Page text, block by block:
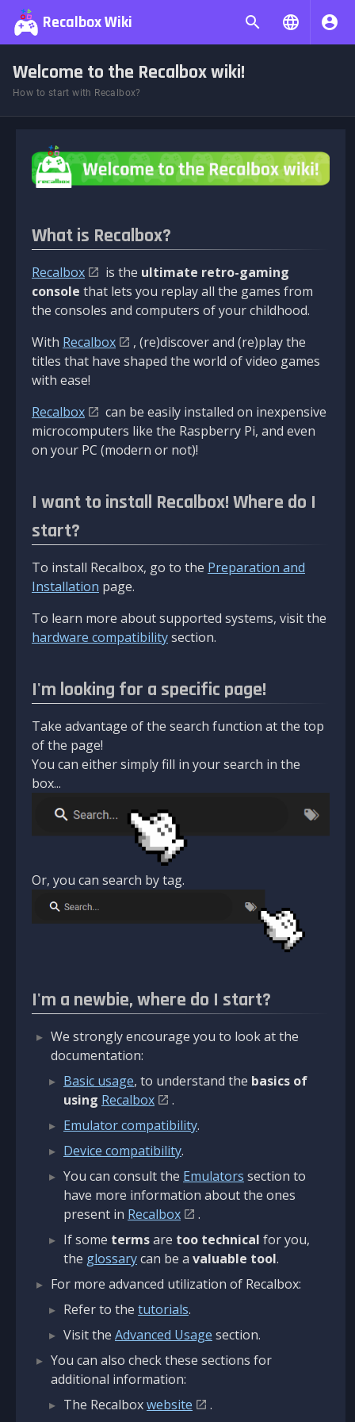
Recalbox Wiki
Welcome to the Recalbox wiki!
How to start with Recalbox?
What is Recalbox?
Recalbox is the ultimate retro-gaming
console that lets you replay all the games from
the consoles and computers of your childhood.
With Recalbox
, (re)discover and (re)play the
titles that have shaped the world of video games
with ease!
Recalbox
can be easily installed on inexpensive
microcomputers like the Raspberry Pi, and even
on your PC (modern or not)!
I want to install Recalbox! Where do I
start?
To install Recalbox, go to the Preparation and
Installation page.
To learn more about supported systems, visit the
hardware compatibilitysection.
I'm looking for a specific page!
Take advantage of the search function at the top
of the page!
You can either simply fill in your search in the
box...
Or, you can search by tag.
I'm a newbie, where do I start?
We strongly encourage you to look at the
documentation:
Basic usage, to understand the basics of
using Recalbox
.
Emulator compatibility.
Device compatibility.
You can consult the Emulators section to
have more information about the ones
present in Recalbox
.
If some termsare too technical for you,
the glossarycan be a valuable tool.
For more advanced utilization of Recalbox:
Refer to the tutorials.
Visit the Advanced Usage section.
You can also check these sections for
additional information:
The Recalboxwebsite
.